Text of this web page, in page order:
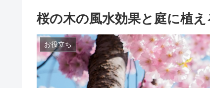
桜の木の風水効果と庭に植
お役立ち